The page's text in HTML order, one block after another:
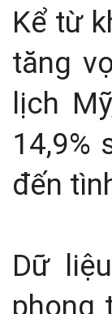
Kể từ
tăng
lịch
14,9%
đến
Dữ
phong